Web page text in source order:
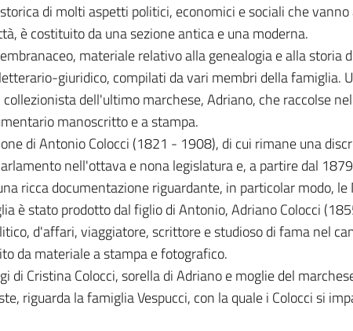
di molti aspetti politici, economici e sociali che
è costituito da una sezione antica e una moderna.
materiale relativo alla genealogia e alla storia
giuridico, compilati da vari membri della famiglia.
dell'ultimo marchese, Adriano, che raccolse
manoscritto e a stampa.
di Antonio Colocci (1821 - 1908), di cui rimane una
nell'ottava e nona legislatura e, a partire dal
ricca documentazione riguardante, in particolar modo, le
è stato prodotto dal figlio di Antonio, Adriano Colocci
d'affari, viaggiatore, scrittore e studioso di fama nel
da materiale a stampa e fotografico.
Cristina Colocci, sorella di Adriano e moglie del
riguarda la famiglia Vespucci, con la quale i Colocci si